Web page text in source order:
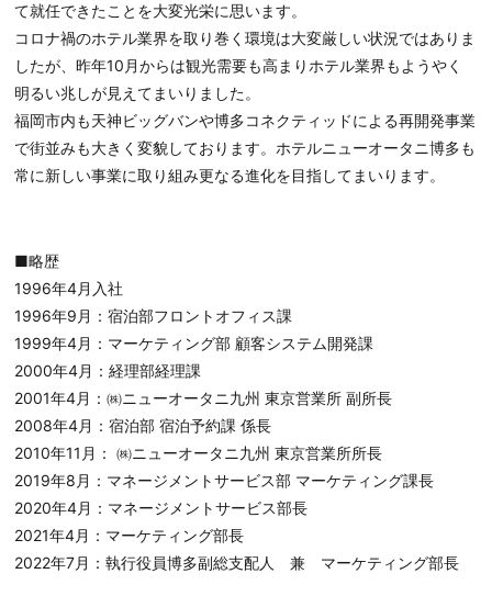
て就任できたことを大変光栄に思います。
コロナ禍のホテル業界を取り巻く環境は大変厳しい状況ではありま
したが、昨年10月からは観光需要も高まりホテル業界もようやく
明るい兆しが見えてまいりました。
福岡市内も天神ビッグバンや博多コネクティッドによる再開発事業
で街並みも大きく変貌しております。ホテルニューオータニ博多も
常に新しい事業に取り組み更なる進化を目指してまいります。
■略歴
1996年4月入社
1996年9月：宿泊部フロントオフィス課
1999年4月：マーケティング部 顧客システム開発課
2000年4月：経理部経理課
2001年4月：㈱ニューオータニ九州 東京営業所 副所長
2008年4月：宿泊部 宿泊予約課 係長
2010年11月： ㈱ニューオータニ九州 東京営業所所長
2019年8月：マネージメントサービス部 マーケティング課長
2020年4月：マネージメントサービス部長
2021年4月：マーケティング部長
2022年7月：執行役員博多副総支配人 兼 マーケティング部長